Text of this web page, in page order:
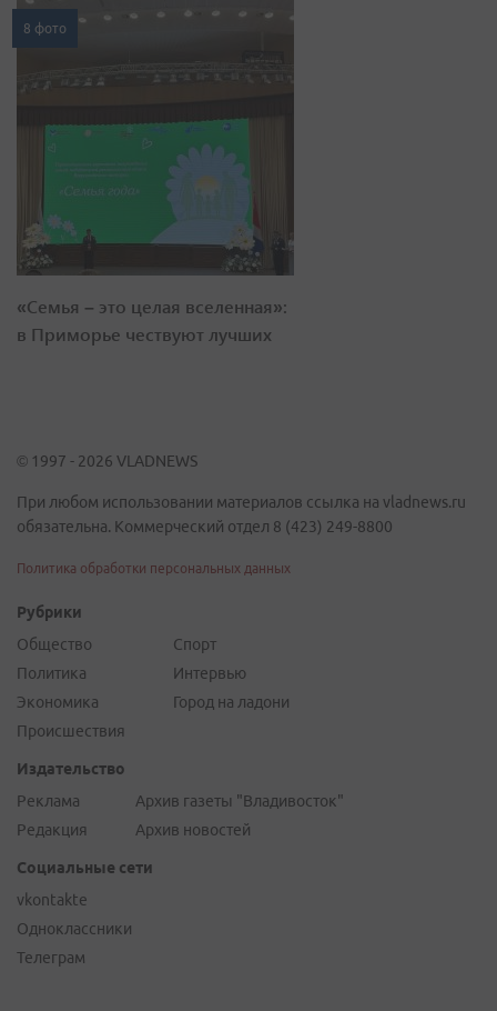
8 фото
«Семья – это целая вселенная»:
в Приморье чествуют лучших
© 1997 - 2026 VLADNEWS
При любом использовании материалов ссылка на vladnews.ru
обязательна. Коммерческий отдел 8 (423) 249-8800
Политика обработки персональных данных
Рубрики
Общество
Политика
Экономика
Происшествия
Спорт
Интервью
Город на ладони
Издательство
Реклама
Редакция
Архив газеты "Владивосток"
Архив новостей
Социальные сети
vkontakte
Одноклассники
Телеграм